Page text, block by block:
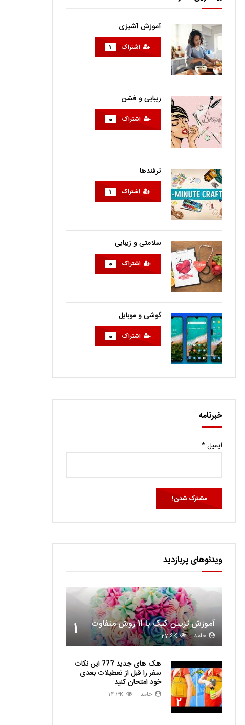
آموزش آشپزی
اشتراک 1
زیبایی و فشن
اشتراک 0
ترفندها
اشتراک 1
سلامتی و زیبایی
اشتراک 0
گوشی و موبایل
اشتراک 0
خبرنامه
ایمیل*
ویدئوهای پربازدید
1 آموزش تزیین کیک با 11 روش متفاوت
حامد 27.6K
2
هک های جدید ??️? این نکات
سفر را قبل از تعطیلات بعدی
خود امتحان کنید
حامد 14.3K